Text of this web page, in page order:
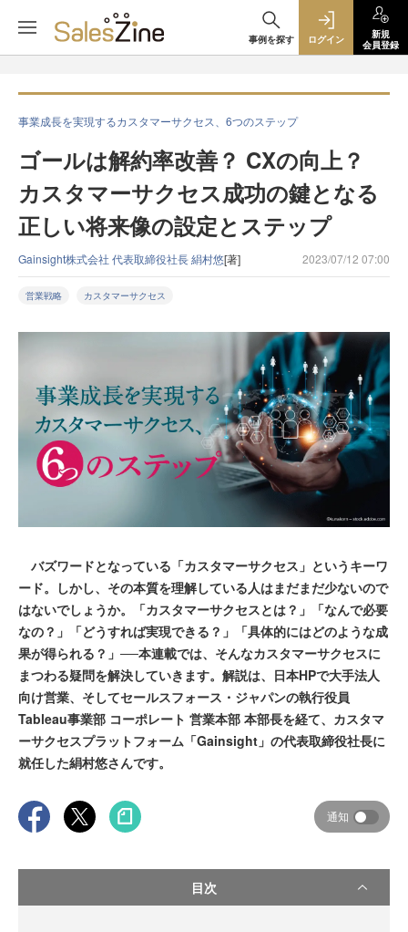
事例を探す ログイン
新規
会員登録
事業成長を実現するカスタマーサクセス、6つのステップ
ゴールは解約率改善？ CXの向上？
カスタマーサクセス成功の鍵となる
正しい将来像の設定とステップ
Gainsight株式会社 代表取締役社長 絹村悠[著] 2023/07/12 07:00
営業戦略 カスタマーサクセス
バズワードとなっている「カスタマーサクセス」というキーワ
ード。しかし、その本質を理解している人はまだまだ少ないので
はないでしょうか。「カスタマーサクセスとは？」「なんで必要
なの？」「どうすれば実現できる？」「具体的にはどのような成
果が得られる？」──本連載では、そんなカスタマーサクセスに
まつわる疑問を解決していきます。解説は、日本HPで大手法人
向け営業、そしてセールスフォース・ジャパンの執行役員
Tableau事業部 コーポレート 営業本部 本部長を経て、カスタマ
ーサクセスプラットフォーム「Gainsight」の代表取締役社長に
就任した絹村悠さんです。
通知
目次